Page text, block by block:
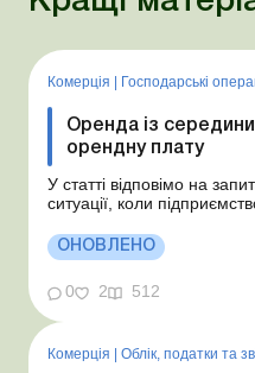
Комерція Господарські
Оренда із
орендну плату
У статті відповімо на
ситуації, коли
місяця. Підприємство
15.07.2026. Згідно з
становить 4 000 грн на
ОНОВЛЕНО
0 2 512
Комерція | Облік, податки та